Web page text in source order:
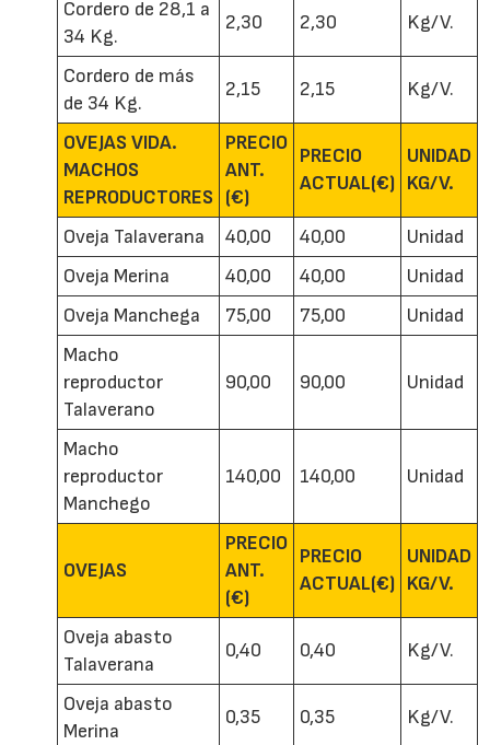
Cordero de 28,1 a
34 Kg.
2,30 2,30 Kg/V.
Cordero de más
de 34 Kg.
2,15 2,15 Kg/V.
OVEJAS VIDA.
MACHOS
REPRODUCTORES
PRECIO
ANT.
(€)
PRECIO
ACTUAL(€)
UNIDAD
KG/V.
Oveja Talaverana 40,00 40,00
Unidad
Oveja Merina
40,00 40,00
Unidad
Oveja Manchega
75,00 75,00
Unidad
Macho
reproductor
Talaverano
90,00 90,00 Unidad
Macho
reproductor
Manchego
140,00 140,00 Unidad
OVEJAS
PRECIO
ANT.
(€)
PRECIO
ACTUAL(€)
UNIDAD
KG/V.
Oveja abasto
Talaverana
0,40 0,40 Kg/V.
Oveja abasto
Merina
0,35 0,35 Kg/V.